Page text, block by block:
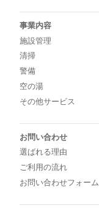
事業内容
施設管理
清掃
警備
空の湯
その他サービス
お問い合わせ
選ばれる理由
ご利用の流れ
お問い合わせフォーム